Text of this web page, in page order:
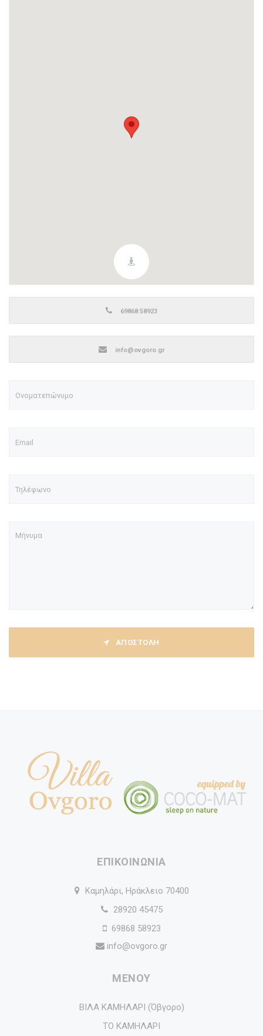
69868 58923
info@ovgoro.gr
ΑΠΟΣΤΟΛΗ
ΕΠΙΚΟΙΝΩΝΙΑ
Καμηλάρι, Ηράκλειο 70400
28920 45475
69868 58923
info@ovgoro.gr
ΜΕΝΟΥ
ΒΙΛΑ ΚΑΜΗΛΑΡΙ (Όβγορο)
ΤΟ ΚΑΜΗΛΑΡΙ